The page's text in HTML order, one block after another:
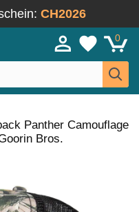
CH2026
0
Panther Camouflage
Bros.